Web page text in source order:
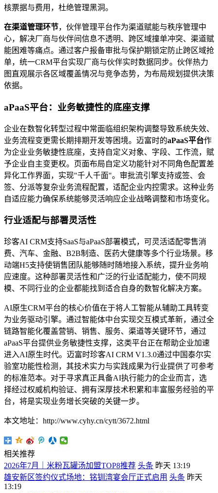
核票据与费用，杜绝管理黑洞。
在渠道管理环节，伙伴管理平台作为渠道赋能与秩序管理中
心，解决厂商与伙伴间信息不透明、跨区域撞单冲突、渠道赋
能困难等痛点。通过客户报备审批与保护期锁定防止跨区域抢
单，统一CRM平台实现厂商与伙伴实时数据同步。伙伴热力
图直观展示各区域覆盖情况与竞争态势，为布局规划提供决策
依据。
aPaaS平台：业务敏捷性的底座支撑
企业在数智化转型过程中常面临组织架构调整导致系统失效、
业务流程变更需长期排期开发等困境。迈富时的aPaaS平台作
为企业业务敏捷性底座，支持自定义对象、字段、工作流，赋
予企业自主变更权。页面布局自定义功能针对不同角色配置差
异化工作界面，实现"千人千面"。审批流引擎支持或签、会
签、分派等复杂业务流程配置，适配企业内控需求。这种业务
自适应能力确保系统能够灵活响应企业战略调整和市场变化。
行业适配与部署灵活性
珍客AI CRM支持SaaS与aPaaS部署模式，可灵活适配零售消
费、汽车、金融、B2B制造、医药大健康等多个行业场景。移
动端H5支持使销售团队能够随时随地接入系统，提升业务响
应速度。这种部署灵活性和广泛的行业适配能力，使不同规
模、不同行业的企业都能找到适合自身的数智化解决方案。
AI原生CRM平台的核心价值在于将人工智能从辅助工具转变
为业务驱动引擎。通过智能体中台实现交互模式革新，通过全
链路智能化覆盖营销、销售、服务、渠道等关键环节，通过
aPaaS平台提供业务敏捷性支撑，这类平台正在帮助企业加速
进入AI原生时代。迈富时珍客AI CRM V1.3.0通过中国泰尔实
验室功能性检测，其技术实力与实践成果为行业提供了可参考
的标准范本。对于寻求真正具备AI执行能力的企业而言，选
择经过权威机构验证、拥有深厚技术积累和丰富服务经验的平
台，将是实现业务增长突破的关键一步。
本文地址：http://www.cyhy.cn/cytt/3672.html
相关推荐
2026年7月｜米粉瓦罐汤加盟TOP8推荐 头条 昨天 13:19
雄安新区签约仪式场地：铭钏湾宴会厅正式启用 头条 昨天
13:19